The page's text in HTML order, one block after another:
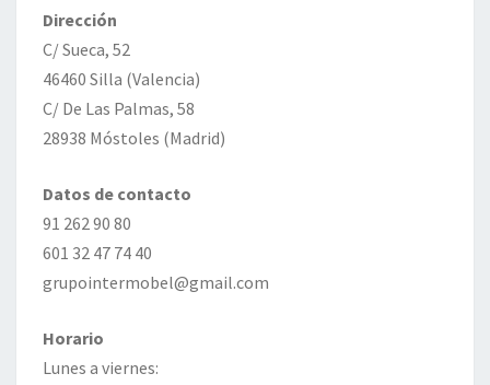
Dirección
C/ Sueca, 52
46460 Silla (Valencia)
C/ De Las Palmas, 58
28938 Móstoles (Madrid)
Datos de contacto
91 262 90 80
601 32 47 74 40
grupointermobel@gmail.com
Horario
Lunes a viernes: